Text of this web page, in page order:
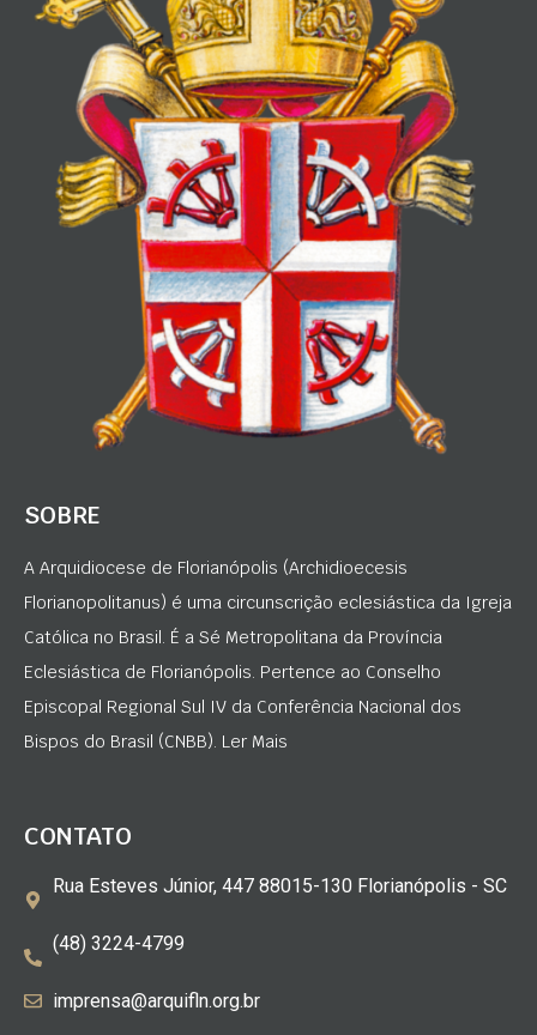
SOBRE
A Arquidiocese de Florianópolis (Archidioecesis
Florianopolitanus) é uma circunscrição eclesiástica da Igreja
Católica no Brasil. É a Sé Metropolitana da Província
Eclesiástica de Florianópolis. Pertence ao Conselho
Episcopal Regional Sul IV da Conferência Nacional dos
Bispos do Brasil (CNBB). Ler Mais
CONTATO
Rua Esteves Júnior, 447 88015-130 Florianópolis - SC
(48) 3224-4799
imprensa@arquifln.org.br